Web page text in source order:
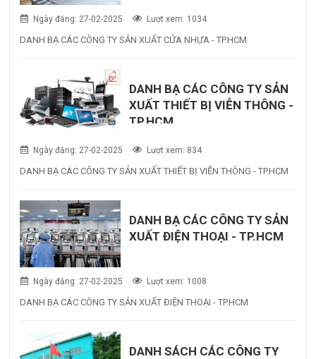
Ngày đăng: 27-02-2025 Lượt xem: 1034
DANH BẠ CÁC CÔNG TY SẢN XUẤT CỬA NHỰA - TP.HCM
DANH BẠ CÁC CÔNG TY SẢN
XUẤT THIẾT BỊ VIỄN THÔNG -
TP.HCM
Ngày đăng: 27-02-2025 Lượt xem: 834
DANH BẠ CÁC CÔNG TY SẢN XUẤT THIẾT BỊ VIỄN THÔNG - TP.HCM
DANH BẠ CÁC CÔNG TY SẢN
XUẤT ĐIỆN THOẠI - TP.HCM
Ngày đăng: 27-02-2025 Lượt xem: 1008
DANH BẠ CÁC CÔNG TY SẢN XUẤT ĐIỆN THOẠI - TP.HCM
DANH SÁCH CÁC CÔNG TY